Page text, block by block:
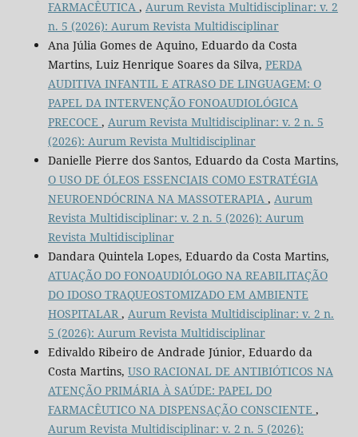
FARMACÊUTICA , Aurum Revista Multidisciplinar: v. 2
n. 5 (2026): Aurum Revista Multidisciplinar
Ana Júlia Gomes de Aquino, Eduardo da Costa
Martins, Luiz Henrique Soares da Silva, PERDA
AUDITIVA INFANTIL E ATRASO DE LINGUAGEM: O
PAPEL DA INTERVENÇÃO FONOAUDIOLÓGICA
PRECOCE , Aurum Revista Multidisciplinar: v. 2 n. 5
(2026): Aurum Revista Multidisciplinar
Danielle Pierre dos Santos, Eduardo da Costa Martins,
O USO DE ÓLEOS ESSENCIAIS COMO ESTRATÉGIA
NEUROENDÓCRINA NA MASSOTERAPIA , Aurum
Revista Multidisciplinar: v. 2 n. 5 (2026): Aurum
Revista Multidisciplinar
Dandara Quintela Lopes, Eduardo da Costa Martins,
ATUAÇÃO DO FONOAUDIÓLOGO NA REABILITAÇÃO
DO IDOSO TRAQUEOSTOMIZADO EM AMBIENTE
HOSPITALAR , Aurum Revista Multidisciplinar: v. 2 n.
5 (2026): Aurum Revista Multidisciplinar
Edivaldo Ribeiro de Andrade Júnior, Eduardo da
Costa Martins, USO RACIONAL DE ANTIBIÓTICOS NA
ATENÇÃO PRIMÁRIA À SAÚDE: PAPEL DO
FARMACÊUTICO NA DISPENSAÇÃO CONSCIENTE ,
Aurum Revista Multidisciplinar: v. 2 n. 5 (2026):